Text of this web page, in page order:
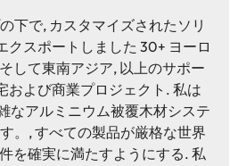
下で, カスタマイズされたソリ
クスポートしました 30+ ヨーロ
して東南アジア, 以上のサポー
および商業プロジェクト. 私は
なアルミニウム被覆木材システ
。, すべての製品が厳格な世界
を確実に満たすようにする. 私